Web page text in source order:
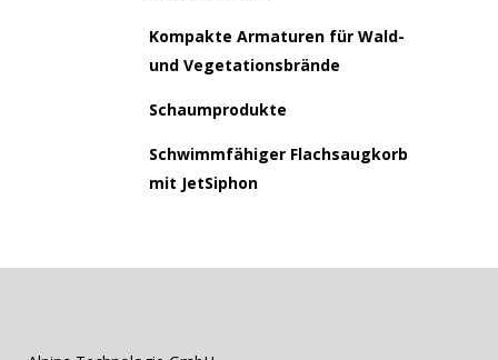
Kompakte Armaturen für Wald-
und Vegetationsbrände
Schaumprodukte
Schwimmfähiger Flachsaugkorb
mit JetSiphon